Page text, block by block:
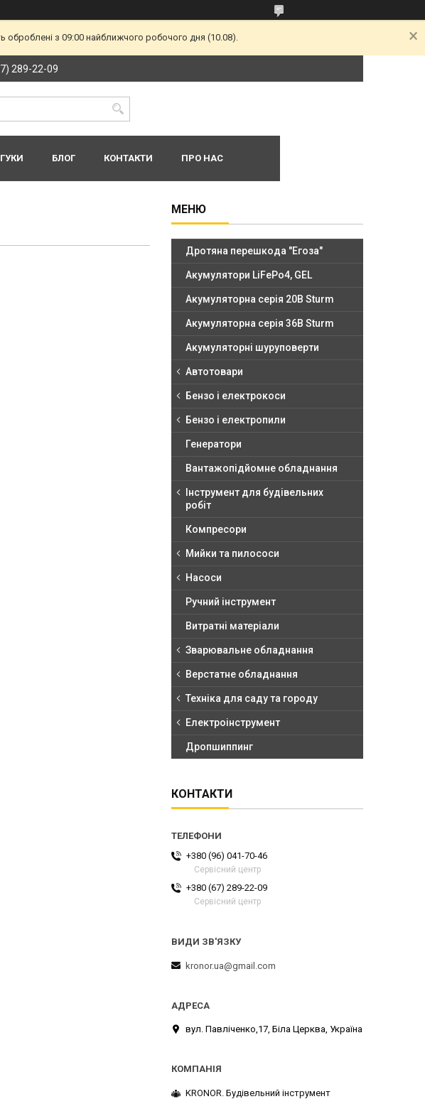
оброблені з 09:00 найближчого робочого дня (10.08).
289-22-09
БЛОГ КОНТАКТИ ПРО НАС
Дротяна перешкода "Егоза"
Акумулятори LiFePo4, GEL
Акумуляторна серія 20В Sturm
Акумуляторна серія 36В Sturm
Акумуляторні шуруповерти
Автотовари
Бензо і електрокоси
Бензо і електропили
Генератори
Вантажопідйомне обладнання
Інструмент для будівельних
робіт
Компресори
Мийки та пилососи
Насоси
Ручний інструмент
Витратні матеріали
Зварювальне обладнання
Верстатне обладнання
Техніка для саду та городу
Електроінструмент
Дропшиппинг
КОНТАКТИ
+380 (96) 041-70-46
Сервісний центр
+380 (67) 289-22-09
Сервісний центр
kronor.ua@gmail.com
вул. Павліченко,17, Біла Церква, Україна
KRONOR. Будівельний інструмент